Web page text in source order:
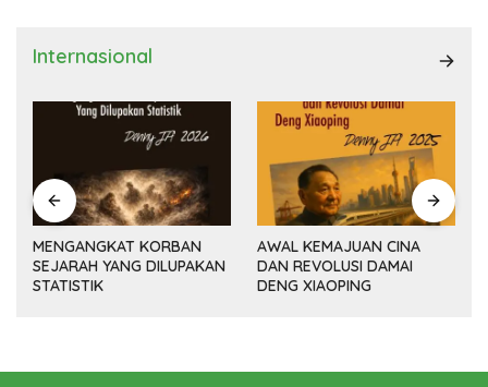
Internasional
MENGANGKAT KORBAN
SEJARAH YANG DILUPAKAN
STATISTIK
AWAL KEMAJUAN CINA
DAN REVOLUSI DAMAI
DENG XIAOPING